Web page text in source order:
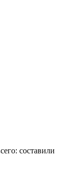
составили